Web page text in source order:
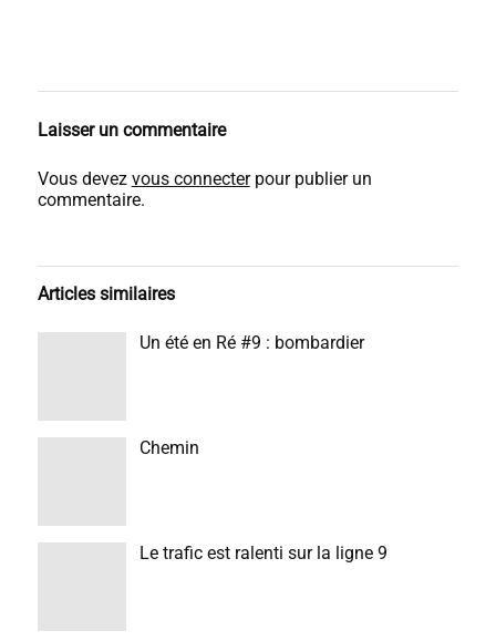
Laisser un commentaire
Vous devez vous connecterpour publier un
commentaire.
Articles similaires
Un été en Ré #9 : bombardier
Chemin
Le trafic est ralenti sur la ligne 9